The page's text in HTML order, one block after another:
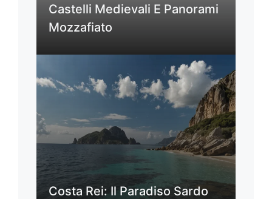
Castelli Medievali E Panorami
Mozzafiato
Costa Rei: Il Paradiso Sardo